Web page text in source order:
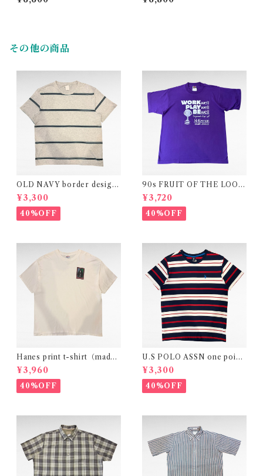
その他の商品
OLD NAVY border design
t-shirt
¥3,300
40%OFF
90s FRUIT OF THE LOOM
"Corporate Cup ’98" print
t-shirt (made in USA)
¥3,720
40%OFF
Hanes print t-shirt（made i
n Mexico）
¥3,960
40%OFF
U.S POLO ASSN one point
logo border design t-shirt
¥3,300
40%OFF